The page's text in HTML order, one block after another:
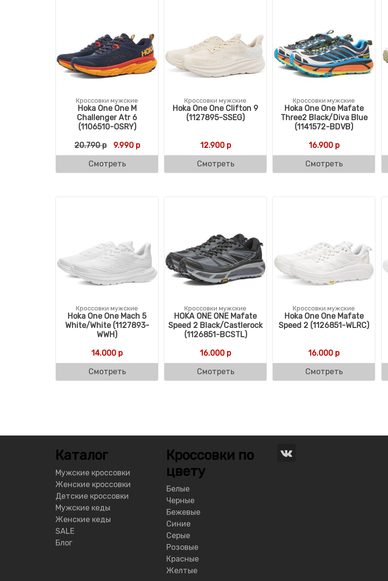
Кроссовки мужские
Hoka One One M
Challenger Atr 6
(1106510-OSRY)
20.790р Первоначальная цена составляла 20.790 р.
9.990рТекущая цена: 9.990 р.
Смотреть
Кроссовки мужские
Hoka One One Clifton 9
(1127895-SSEG)
12.900р
Смотреть
Кроссовки мужские
Hoka One One Mafate
Three2 Black/Diva Blue
(1141572-BDVB)
16.900р
Смотреть
Кроссовки мужские
Hoka One One Mach 5
White/White (1127893-
WWH)
14.000 р
Смотреть
Кроссовки мужские
HOKA ONE ONE Mafate
Speed 2 Black/Castlerock
(1126851-BCSTL)
16.000 р
Смотреть
Кроссовки мужские
Hoka One One Mafate
Speed 2 (1126851-WLRC)
16.000 р
Смотреть
Каталог
Мужские кроссовки
Женские кроссовки
Детские кроссовки
Мужские кеды
Женские кеды
SALE
Блог
Кроссовки по
цвету
Белые
Черные
Бежевые
Синие
Серые
Розовые
Красные
Желтые